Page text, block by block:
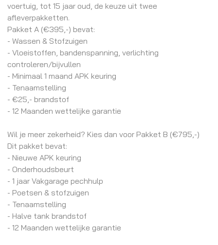
voertuig, tot 15 jaar oud, de keuze uit twee
afleverpakketten.
Pakket A (€395,-) bevat:
- Wassen & Stofzuigen
- Vloeistoffen, bandenspanning, verlichting
controleren/bijvullen
- Minimaal 1 maand APK keuring
- Tenaamstelling
- €25,- brandstof
- 12 Maanden wettelijke garantie
Wil je meer zekerheid? Kies dan voor Pakket B (€795,-)
Dit pakket bevat:
- Nieuwe APK keuring
- Onderhoudsbeurt
- 1 jaar Vakgarage pechhulp
- Poetsen & stofzuigen
- Tenaamstelling
- Halve tank brandstof
- 12 Maanden wettelijke garantie